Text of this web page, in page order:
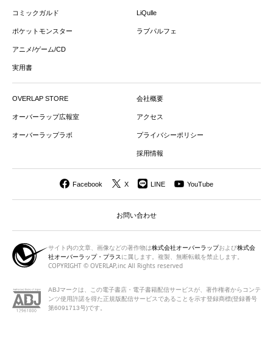
コミックガルド
ポケットモンスター
アニメ/ゲーム/CD
実用書
LiQulle
ラブパルフェ
OVERLAP STORE
オーバーラップ広報室
オーバーラップラボ
会社概要
アクセス
プライバシーポリシー
採用情報
Facebook X LINE YouTube
お問い合わせ
サイト内の文章、画像などの著作物は株式会社オーバーラップおよび株式会
社オーバーラップ・プラス に属します。複製、無断転載を禁止します。
COPYRIGHT © OVERLAP,inc All Rights reserved
ABJマークは、この電子書店・電子書籍配信サービスが、著作権者からコンテ
ンツ使用許諾を得た正規版配信サービスであることを示す登録商標(登録番号
第6091713号)です。